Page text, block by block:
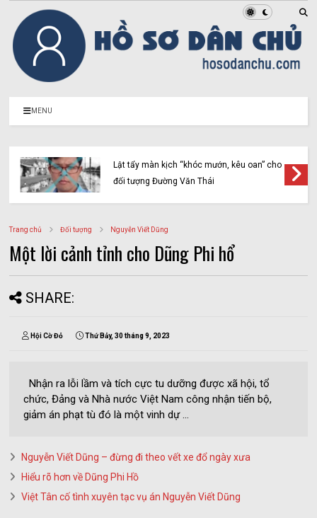
MENU
Lật tẩy màn kịch “khóc mướn, kêu oan” cho
đối tượng Đường Văn Thái
Trang chủ Đối tượng Nguyễn Viết Dũng
Một lời cảnh tỉnh cho Dũng Phi hổ
SHARE:
Hội Cờ Đỏ Thứ Bảy, 30 tháng 9, 2023
Nhận ra lỗi lầm và tích cực tu dưỡng được xã hội, tổ
chức, Đảng và Nhà nước Việt Nam công nhận tiến bộ,
giảm án phạt tù đó là một vinh dự ...
Nguyễn Viết Dũng – đừng đi theo vết xe đổ ngày xưa
Hiểu rõ hơn về Dũng Phi Hồ
Việt Tân cố tình xuyên tạc vụ án Nguyễn Viết Dũng